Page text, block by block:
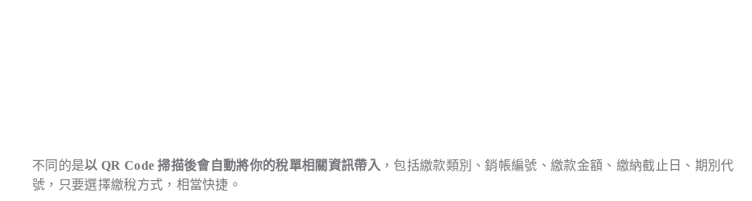
不同的是以 QR Code 掃描後會自動將你的稅單相關資訊帶入 ，包括繳款類別、銷帳編號、繳款金額、繳納截止日、期別代
號，只要選擇繳稅方式，相當快捷。